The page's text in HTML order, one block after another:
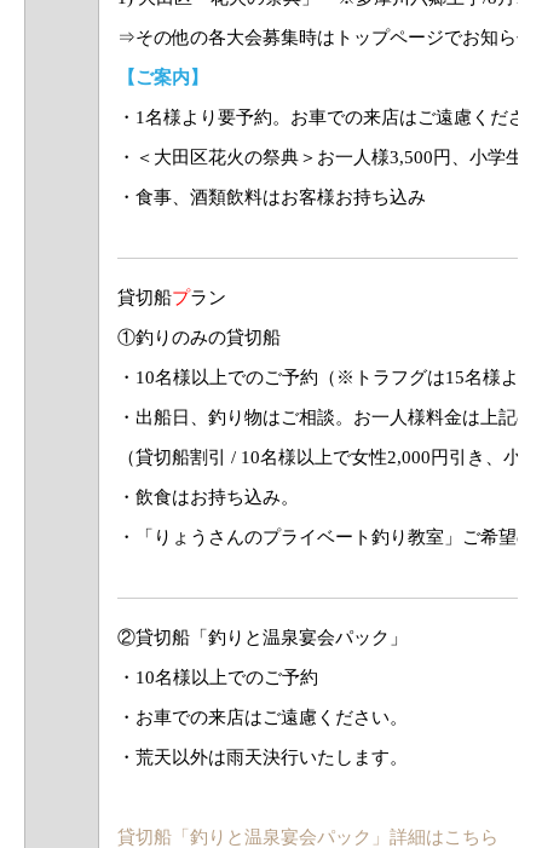
⇒その他の各大会募集時はトップページでお知らせ
【ご案内】
・1名様より要予約。お車での来店はご遠慮くださ
・＜大田区花火の祭典＞お一人様3,500円、小学生
・食事、酒類飲料はお客様お持ち込み
貸切船プラン
①釣りのみの貸切船
・10名様以上でのご予約（※トラフグは15名様より
・出船日、釣り物はご相談。お一人様料金は上記
（貸切船割引 / 10名様以上で女性2,000円引き、小
・飲食はお持ち込み。
・「りょうさんのプライベート釣り教室」ご希望
②貸切船「釣りと温泉宴会パック」
・10名様以上でのご予約
・お車での来店はご遠慮ください。
・荒天以外は雨天決行いたします。
貸切船「釣りと温泉宴会パック」詳細はこちら